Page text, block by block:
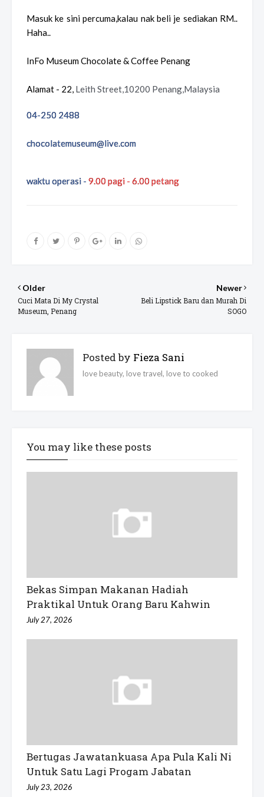
Masuk ke sini percuma,kalau nak beli je sediakan RM..
Haha..
InFo Museum Chocolate & Coffee Penang
Alamat - 22, Leith Street,10200 Penang,Malaysia
04-250 2488
chocolatemuseum@live.com
waktu operasi - 9.00 pagi - 6.00 petang
Newer
Beli Lipstick Baru dan Murah Di
SOGO
Older
Cuci Mata Di My Crystal
Museum, Penang
Posted by Fieza Sani
love beauty, love travel, love to cooked
You may like these posts
Bekas Simpan Makanan Hadiah
Praktikal Untuk Orang Baru Kahwin
July 27, 2026
Bertugas Jawatankuasa Apa Pula Kali Ni
Untuk Satu Lagi Progam Jabatan
July 23, 2026